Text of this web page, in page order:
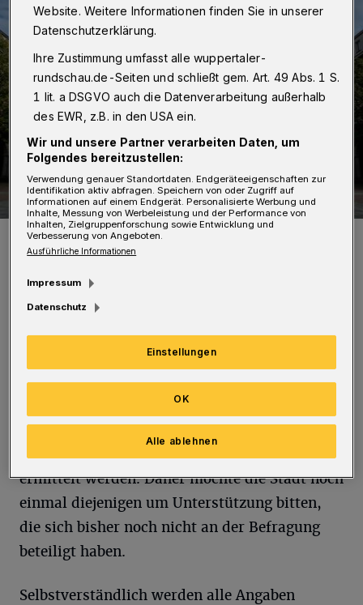
Das Rathaus in Barmen.
Foto: Dennis Polz
Die Stadt bedankt sich bei allen
angeschriebenen Vermietern, die bereits den
Fragebogen ausgefüllt und zurückgesendet
haben. Je mehr Angaben vorliegen, desto
genauer kann das örtliche Mietpreisniveau
ermittelt werden. Daher möchte die Stadt noch
einmal diejenigen um Unterstützung bitten,
die sich bisher noch nicht an der Befragung
beteiligt haben.
Selbstverständlich werden alle Angaben
Website. Weitere Informationen finden Sie in unserer
Datenschutzerklärung.
Ihre Zustimmung umfasst alle wuppertaler-
rundschau.de-Seiten und schließt gem. Art. 49 Abs. 1 S.
1 lit. a DSGVO auch die Datenverarbeitung außerhalb
des EWR, z.B. in den USA ein.
Wir und unsere Partner verarbeiten Daten, um
Folgendes bereitzustellen:
Verwendung genauer Standortdaten. Endgeräteeigenschaften zur
Identifikation aktiv abfragen. Speichern von oder Zugriff auf
Informationen auf einem Endgerät. Personalisierte Werbung und
Inhalte, Messung von Werbeleistung und der Performance von
Inhalten, Zielgruppenforschung sowie Entwicklung und
Verbesserung von Angeboten.
Ausführliche Informationen
Impressum
Datenschutz
Einstellungen
Alle ablehnen
OK